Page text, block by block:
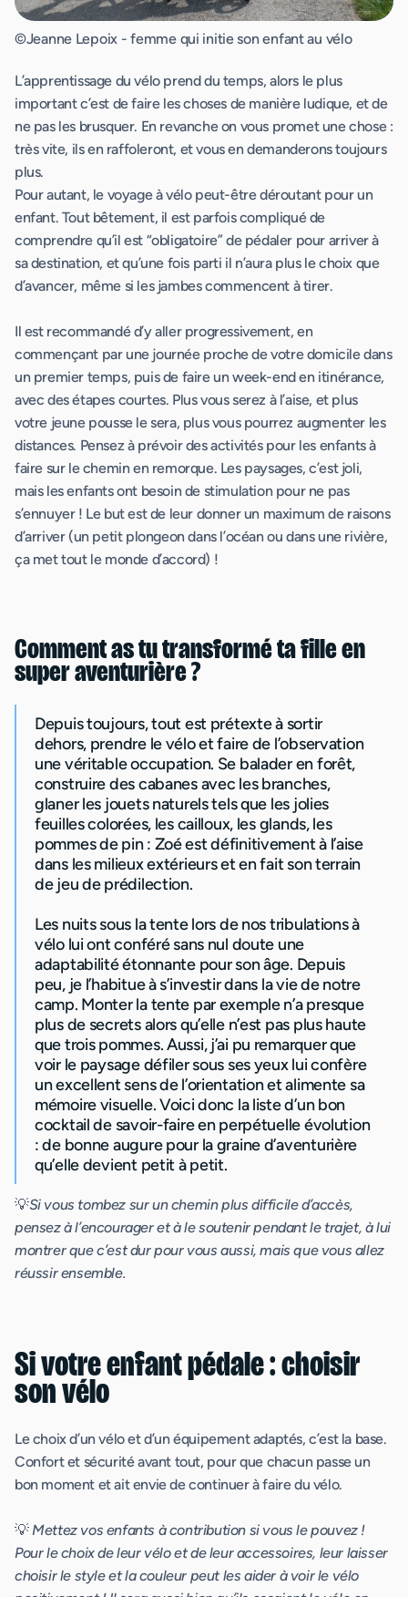
©Jeanne Lepoix - femme qui initie son enfant au vélo
L’apprentissage du vélo prend du temps, alors le plus
important c’est de faire les choses de manière ludique, et de
ne pas les brusquer. En revanche on vous promet une chose :
très vite, ils en raffoleront, et vous en demanderons toujours
plus.
Pour autant, le voyage à vélo peut-être déroutant pour un
enfant. Tout bêtement, il est parfois compliqué de
comprendre qu’il est “obligatoire” de pédaler pour arriver à
sa destination, et qu’une fois parti il n’aura plus le choix que
d’avancer, même si les jambes commencent à tirer.
Il est recommandé d’y aller progressivement, en
commençant par une journée proche de votre domicile dans
un premier temps, puis de faire un week-end en itinérance,
avec des étapes courtes. Plus vous serez à l’aise, et plus
votre jeune pousse le sera, plus vous pourrez augmenter les
distances. Pensez à prévoir des activités pour les enfants à
faire sur le chemin en remorque. Les paysages, c’est joli,
mais les enfants ont besoin de stimulation pour ne pas
s’ennuyer ! Le but est de leur donner un maximum de raisons
d’arriver (un petit plongeon dans l’océan ou dans une rivière,
ça met tout le monde d’accord) !
Comment as tu transformé ta fille en
super aventurière ?
Depuis toujours, tout est prétexte à sortir
dehors, prendre le vélo et faire de l’observation
une véritable occupation. Se balader en forêt,
construire des cabanes avec les branches,
glaner les jouets naturels tels que les jolies
feuilles colorées, les cailloux, les glands, les
pommes de pin : Zoé est définitivement à l’aise
dans les milieux extérieurs et en fait son terrain
de jeu de prédilection.
Les nuits sous la tente lors de nos tribulations à
vélo lui ont conféré sans nul doute une
adaptabilité étonnante pour son âge. Depuis
peu, je l’habitue à s’investir dans la vie de notre
camp. Monter la tente par exemple n’a presque
plus de secrets alors qu’elle n’est pas plus haute
que trois pommes. Aussi, j’ai pu remarquer que
voir le paysage défiler sous ses yeux lui confère
un excellent sens de l’orientation et alimente sa
mémoire visuelle. Voici donc la liste d’un bon
cocktail de savoir-faire en perpétuelle évolution
: de bonne augure pour la graine d’aventurière
qu’elle devient petit à petit.
💡Si vous tombez sur un chemin plus difficile d’accès,
pensez à l’encourager et à le soutenir pendant le trajet, à lui
montrer que c’est dur pour vous aussi, mais que vous allez
réussir ensemble.
Si votre enfant pédale : choisir
son vélo
Le choix d’un vélo et d’un équipement adaptés, c’est la base.
Confort et sécurité avant tout, pour que chacun passe un
bon moment et ait envie de continuer à faire du vélo.
💡Mettez vos enfants à contribution si vous le pouvez !
Pour le choix de leur vélo et de leur accessoires, leur laisser
choisir le style et la couleur peut les aider à voir le vélo